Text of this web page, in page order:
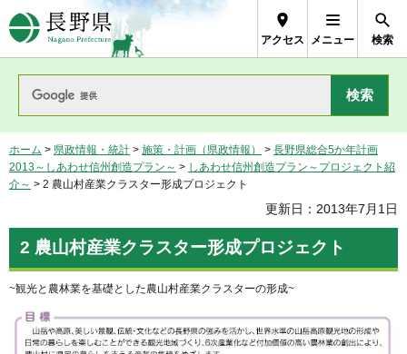
長野県Nagano Prefecture
アクセス メニュー 検索
ホーム > 県政情報・統計 > 施策・計画（県政情報） > 長野県総合5か年計画
2013～しあわせ信州創造プラン～ > しあわせ信州創造プラン～プロジェクト紹
介～ > 2 農山村産業クラスター形成プロジェクト
更新日：2013年7月1日
2 農山村産業クラスター形成プロジェクト
~観光と農林業を基礎とした農山村産業クラスターの形成~